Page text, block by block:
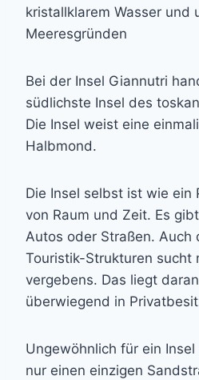
kristallklarem Wasser und
Meeresgründen
Bei der Insel Giannutri
südlichste Insel des
Die Insel weist eine
Halbmond.
Die Insel selbst ist wie ein
von Raum und Zeit. Es
Autos oder Straßen. Auch
Touristik-Strukturen sucht
vergebens. Das liegt
überwiegend in
Ungewöhnlich für ein
nur einen einzigen